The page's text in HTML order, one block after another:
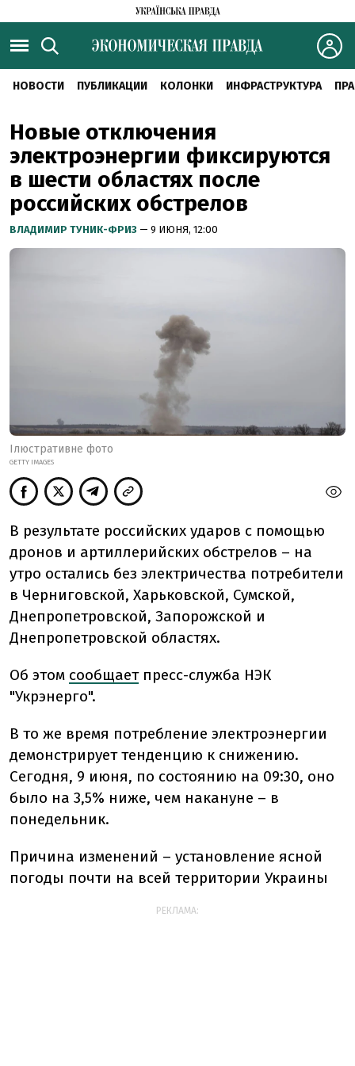
НОВОСТИ ПУБЛИКАЦИИ КОЛОНКИ ИНФРАСТРУКТУРА
Новые отключения
электроэнергии фиксируются
в шести областях после
российских обстрелов
ВЛАДИМИР ТУНИК-ФРИЗ — 9 ИЮНЯ, 12:00
Ілюстративне фото
GETTY IMAGES
В результате российских ударов с помощью
дронов и артиллерийских обстрелов – на
утро остались без электричества потребители
в Черниговской, Харьковской, Сумской,
Днепропетровской, Запорожской и
Днепропетровской областях.
Об этом сообщает пресс-служба НЭК
"Укрэнерго".
В то же время потребление электроэнергии
демонстрирует тенденцию к снижению.
Сегодня, 9 июня, по состоянию на 09:30, оно
было на 3,5% ниже, чем накануне – в
понедельник.
Причина изменений – установление ясной
погоды почти на всей территории Украины
РЕКЛАМА: